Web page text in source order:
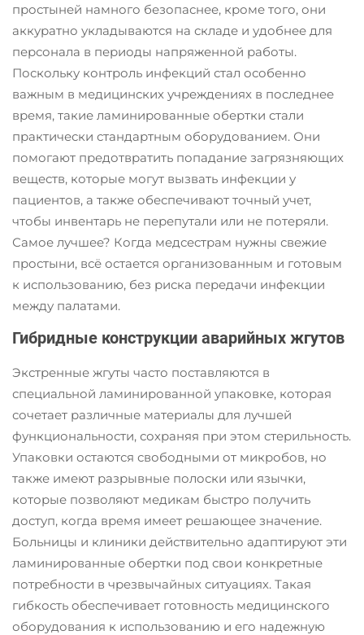
простыней намного безопаснее, кроме того, они
аккуратно укладываются на складе и удобнее для
персонала в периоды напряженной работы.
Поскольку контроль инфекций стал особенно
важным в медицинских учреждениях в последнее
время, такие ламинированные обертки стали
практически стандартным оборудованием. Они
помогают предотвратить попадание загрязняющих
веществ, которые могут вызвать инфекции у
пациентов, а также обеспечивают точный учет,
чтобы инвентарь не перепутали или не потеряли.
Самое лучшее? Когда медсестрам нужны свежие
простыни, всё остается организованным и готовым
к использованию, без риска передачи инфекции
между палатами.
Гибридные конструкции аварийных жгутов
Экстренные жгуты часто поставляются в
специальной ламинированной упаковке, которая
сочетает различные материалы для лучшей
функциональности, сохраняя при этом стерильность.
Упаковки остаются свободными от микробов, но
также имеют разрывные полоски или язычки,
которые позволяют медикам быстро получить
доступ, когда время имеет решающее значение.
Больницы и клиники действительно адаптируют эти
ламинированные обертки под свои конкретные
потребности в чрезвычайных ситуациях. Такая
гибкость обеспечивает готовность медицинского
оборудования к использованию и его надежную